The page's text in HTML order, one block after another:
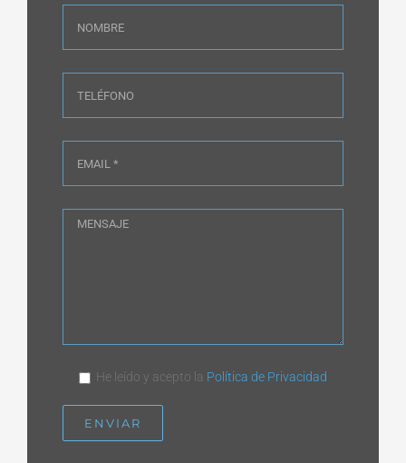
He leído y acepto la Política de Privacidad